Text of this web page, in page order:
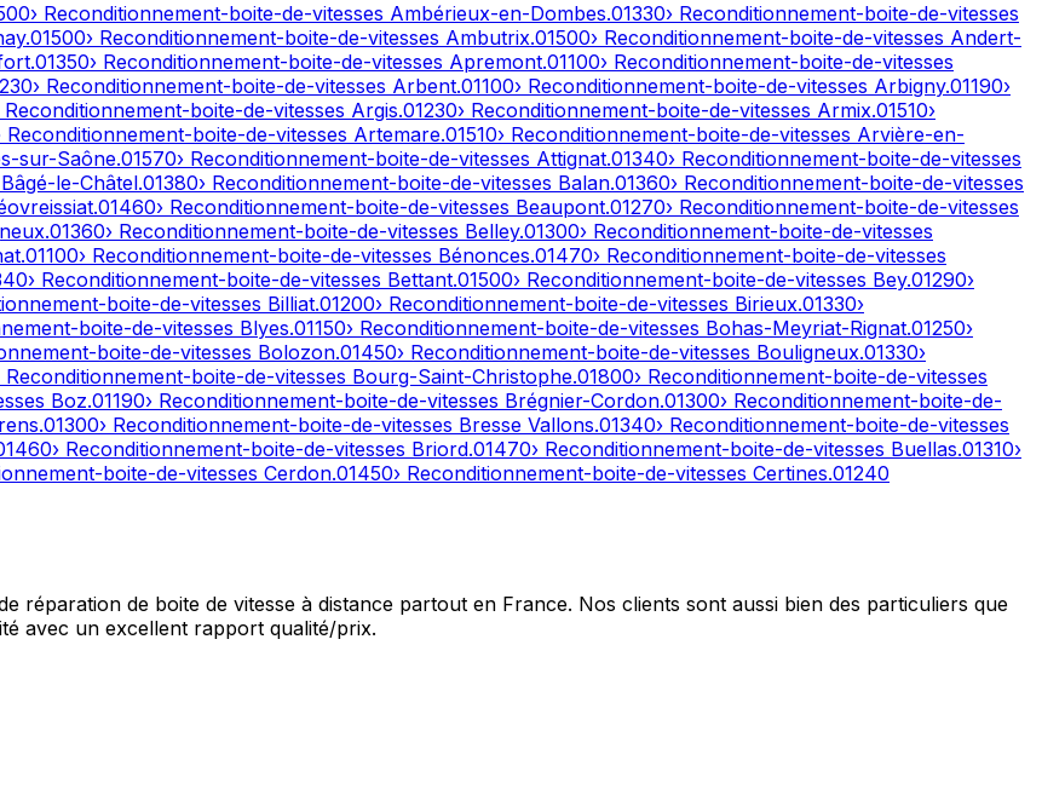
› Reconditionnement-boite-de-vitesses Ambérieux-en-Dombes.01330› Reconditionnement-boite-de-vitesses
.01500› Reconditionnement-boite-de-vitesses Ambutrix.01500› Reconditionnement-boite-de-vitesses Andert-
.01350› Reconditionnement-boite-de-vitesses Apremont.01100› Reconditionnement-boite-de-vitesses
› Reconditionnement-boite-de-vitesses Arbent.01100› Reconditionnement-boite-de-vitesses Arbigny.01190›
Reconditionnement-boite-de-vitesses Argis.01230› Reconditionnement-boite-de-vitesses Armix.01510›
Reconditionnement-boite-de-vitesses Artemare.01510› Reconditionnement-boite-de-vitesses Arvière-en-
sur-Saône.01570› Reconditionnement-boite-de-vitesses Attignat.01340› Reconditionnement-boite-de-vitesses
Bâgé-le-Châtel.01380› Reconditionnement-boite-de-vitesses Balan.01360› Reconditionnement-boite-de-vitesses
.01460› Reconditionnement-boite-de-vitesses Beaupont.01270› Reconditionnement-boite-de-vitesses
.01360› Reconditionnement-boite-de-vitesses Belley.01300› Reconditionnement-boite-de-vitesses
.01100› Reconditionnement-boite-de-vitesses Bénonces.01470› Reconditionnement-boite-de-vitesses
› Reconditionnement-boite-de-vitesses Bettant.01500› Reconditionnement-boite-de-vitesses Bey.01290›
boite-de-vitesses Billiat.01200› Reconditionnement-boite-de-vitesses Birieux.01330›
boite-de-vitesses Blyes.01150› Reconditionnement-boite-de-vitesses Bohas-Meyriat-Rignat.01250›
boite-de-vitesses Bolozon.01450› Reconditionnement-boite-de-vitesses Bouligneux.01330›
Reconditionnement-boite-de-vitesses Bourg-Saint-Christophe.01800› Reconditionnement-boite-de-vitesses
Boz.01190› Reconditionnement-boite-de-vitesses Brégnier-Cordon.01300› Reconditionnement-boite-de-
.01300› Reconditionnement-boite-de-vitesses Bresse Vallons.01340› Reconditionnement-boite-de-vitesses
› Reconditionnement-boite-de-vitesses Briord.01470› Reconditionnement-boite-de-vitesses Buellas.01310›
boite-de-vitesses Cerdon.01450› Reconditionnement-boite-de-vitesses Certines.01240
réparation de boite de vitesse à distance partout en France. Nos clients sont aussi bien des particuliers que
avec un excellent rapport qualité/prix.